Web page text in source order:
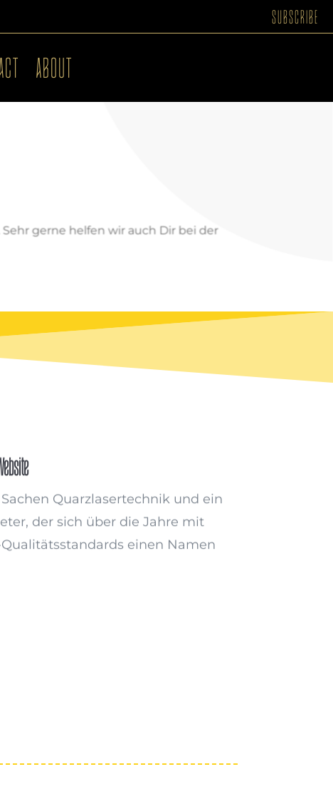
SUBSCRIBE
ABOUT
gerne helfen wir auch Dir bei der
Quarzlasertechnik und ein
der sich über die Jahre mit
einen Namen